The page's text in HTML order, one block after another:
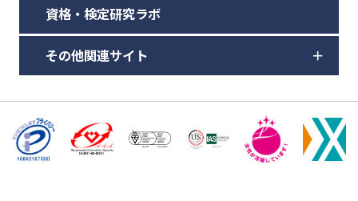
資格・検定研究ラボ
その他関連サイト